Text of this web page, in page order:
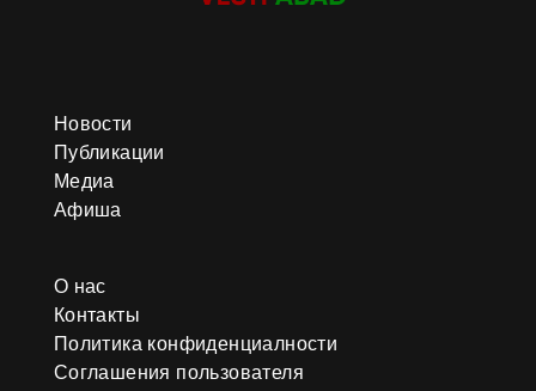
Новости
Публикации
Медиа
Афиша
О нас
Контакты
Политика конфиденциалности
Соглашения пользователя